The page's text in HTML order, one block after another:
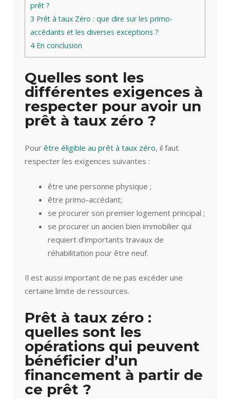
prêt ?
3 Prêt à taux Zéro : que dire sur les primo-
accédants et les diverses exceptions ?
4En conclusion
Quelles sont les
différentes exigences à
respecter pour avoir un
prêt à taux zéro ?
Pour être éligible au prêt à taux zéro, il faut
respecter les exigences suivantes :
être une personne physique ;
être primo-accédant;
se procurer son premier logement principal ;
se procurer un ancien bien immobilier qui
requiert d’importants travaux de
réhabilitation pour être neuf.
Il est aussi important de ne pas excéder une
certaine limite de ressources.
Prêt à taux zéro :
quelles sont les
opérations qui peuvent
bénéficier d’un
financement à partir de
ce prêt ?